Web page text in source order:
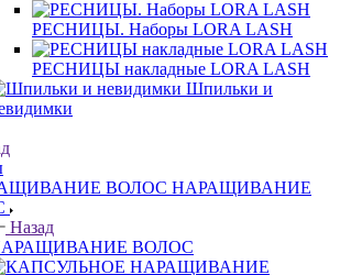
РЕСНИЦЫ. Наборы LORA LASH
РЕСНИЦЫ накладные LORA LASH
Шпильки и
НАРАЩИВАНИЕ
Назад
ВОЛОС